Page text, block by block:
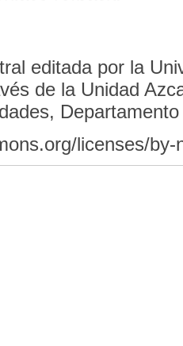
editada por la
de la Unidad
licenses/by-